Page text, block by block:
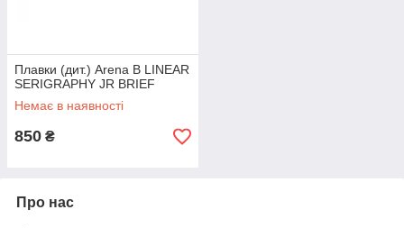
Плавки (дит.) Arena B LINEAR
SERIGRAPHY JR BRIEF
Немає в наявності
850 ₴
Про нас